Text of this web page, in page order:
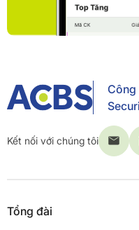
Công
Kết nối với chúng tôi
Tổng đài